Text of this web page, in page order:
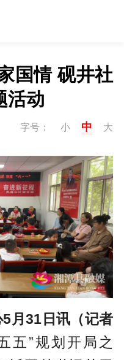
国情 砚井社
活动
字号： 小 中 大
月31日讯（记者
五”规划开局之